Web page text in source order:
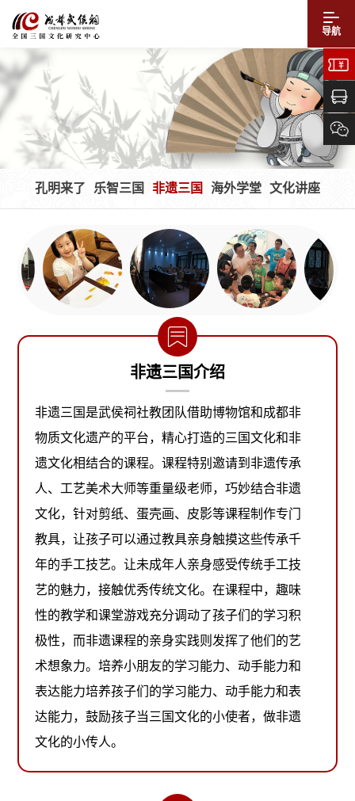
导航
孔明来了 乐智三国 非遗三国 海外学堂 文化讲座
非遗三国介绍
非遗三国是武侯祠社教团队借助博物馆和成都非
物质文化遗产的平台，精心打造的三国文化和非
遗文化相结合的课程。课程特别邀请到非遗传承
人、工艺美术大师等重量级老师，巧妙结合非遗
文化，针对剪纸、蛋壳画、皮影等课程制作专门
教具，让孩子可以通过教具亲身触摸这些传承千
年的手工技艺。让未成年人亲身感受传统手工技
艺的魅力，接触优秀传统文化。在课程中，趣味
性的教学和课堂游戏充分调动了孩子们的学习积
极性，而非遗课程的亲身实践则发挥了他们的艺
术想象力。培养小朋友的学习能力、动手能力和
表达能力培养孩子们的学习能力、动手能力和表
达能力，鼓励孩子当三国文化的小使者，做非遗
文化的小传人。